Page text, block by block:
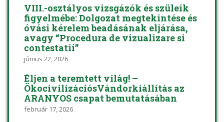
VIII.-osztályos vizsgázók és szüleik
figyelmébe: Dolgozat megtekintése és
óvási kérelem beadásának eljárása,
avagy “Procedura de vizualizare si
contestatii”
június 22, 2026
Éljen a teremtett világ! –
ÖkocivilizációsVándorkiállítás az
ARANYOS csapat bemutatásában
február 17, 2026